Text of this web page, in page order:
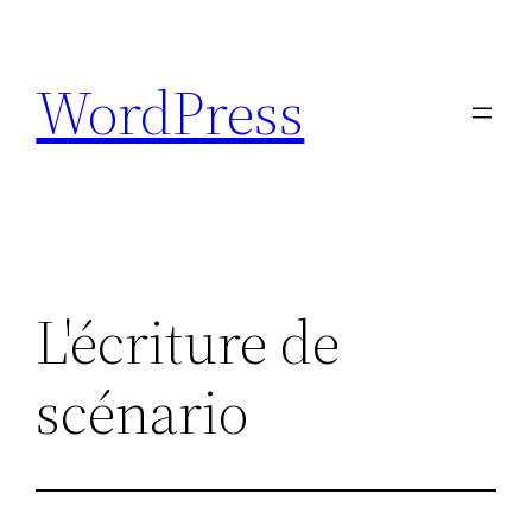
contenu
WordPress
L'écriture de
scénario